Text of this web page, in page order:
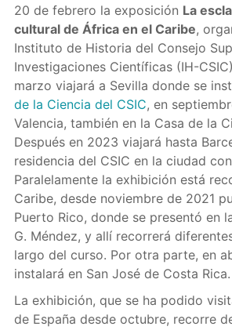
20 de febrero la exposición La
cultural de África en el Caribe,
Instituto de Historia del Consejo
Investigaciones Científicas (IH-
marzo viajará a Sevilla donde se
de la Ciencia del CSIC, en
Valencia, también en la Casa de la
Después en 2023 viajará hasta
residencia del CSIC en la ciudad
Paralelamente la exhibición está
Caribe, desde noviembre de 2021
Puerto Rico, donde se presentó en
G. Méndez, y allí recorrerá
largo del curso. Por otra parte, en
instalará en San José de Costa Rica.
La exhibición, que se ha podido
de España desde octubre, recorre